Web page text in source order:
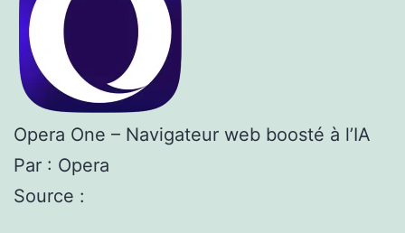
Opera One – Navigateur web boosté à l’IA
Par : Opera
Source :